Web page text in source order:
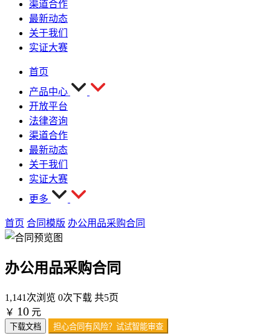
渠道合作
最新动态
关于我们
实证大赛
首页
产品中心
开放平台
法律咨询
渠道合作
最新动态
关于我们
实证大赛
更多
首页 合同模版 办公用品采购合同
办公用品采购合同
1,141次浏览 0次下载 共5页
￥ 10 元
下载文档 担心合同有风险？试试智能审查